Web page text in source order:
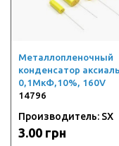
Металлопленочный
конденсатор
0,1МкФ,10%, 160V
14796
Производитель: SX
3.00 грн